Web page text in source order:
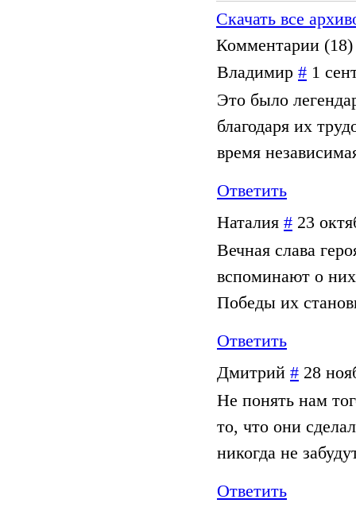
Скачать все
Комментарии (18)
Владимир # 1
Это было
благодаря их
время
Ответить
Наталия # 23
Вечная слава
вспоминают о
Победы их
Ответить
Дмитрий # 28
Не понять нам
то, что они
никогда не
Ответить